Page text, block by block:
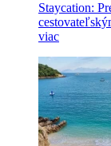
Staycation:
viac